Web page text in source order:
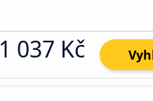
1 037 Kč